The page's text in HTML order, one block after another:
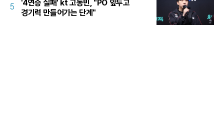
5
'4연승 실패' kt 고동빈, "PO 앞두고
경기력 만들어가는 단계"